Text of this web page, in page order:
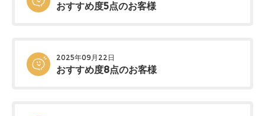
おすすめ度5点のお客様
2025年09月22日
おすすめ度8点のお客様